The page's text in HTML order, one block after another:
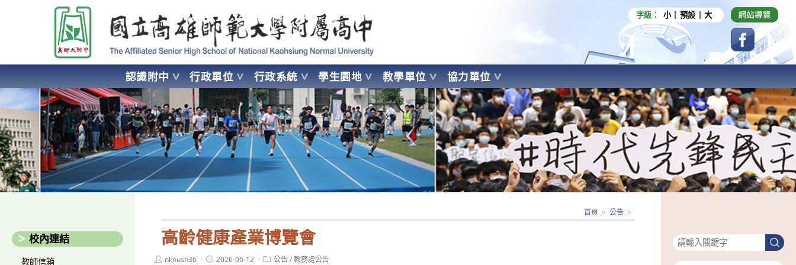
要
容
國立高雄師範大學附屬高級中學 Affiliated Senior High School of National Kaohsiung Normal University
字級： 小 預設 大
認識附中 行政單位 行政系統 學生園地 教學單位 協力單位
AFFILIATED SENIOR HIGH SCHOOL OF NATIONAL KAOHSIUNG NORMAL UNIVERSITY
高齡健康產業博覽會
首頁 > 公告 >
Postnknush36
Post2026-06-12
Post公告 / 教務處公告
校內連結
教師信箱
搜
尋